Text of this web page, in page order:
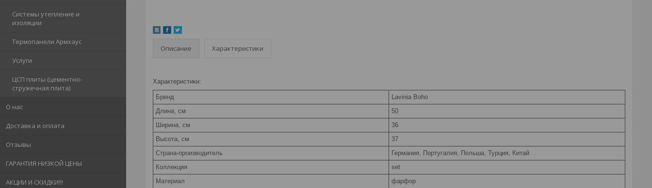
Системы утепление и
изоляции
Термопанели Армхаус
Услуги
ЦСП плиты (цементно-
стружечная плита)
О нас
Доставка и оплата
Отзывы
ГАРАНТИЯ НИЗКОЙ ЦЕНЫ
АКЦИИ И СКИДКИ!!!
Описание Характеристики
Характеристики:
Бренд
Lavinia Boho
Длина, см
50
Ширина, см
36
Высота, см
37
Страна-производитель
Германия, Португалия, Польша, Турция, Китай
Коллекция
set
Материал
фарфор